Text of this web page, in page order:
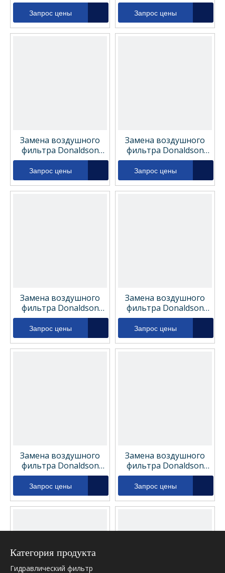
P828889
Запрос цены
P785590
Запрос цены
Замена воздушного
фильтра Donaldson
P781640
Запрос цены
Замена воздушного
фильтра Donaldson
P629560
Запрос цены
Замена воздушного
фильтра Donaldson
P626096
Запрос цены
Замена воздушного
фильтра Donaldson
P607955
Запрос цены
Замена воздушного
фильтра Donaldson
P606121
Запрос цены
Замена воздушного
фильтра Donaldson
P604996
Запрос цены
Категория продукта
Гидравлический фильтр